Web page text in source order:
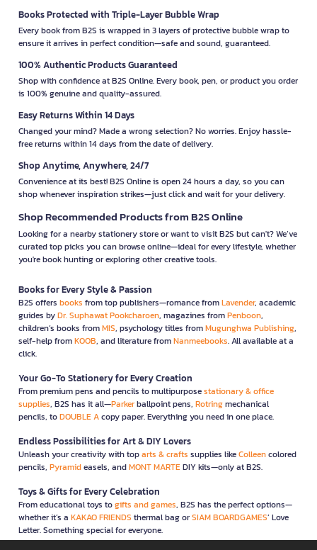
Books Protected with Triple-Layer Bubble Wrap
Every book from B2S is wrapped in 3 layers of protective bubble wrap to
ensure it arrives in perfect condition—safe and sound, guaranteed.
100% Authentic Products Guaranteed
Shop with confidence at B2S Online. Every book, pen, or product you order
is 100% genuine and quality-assured.
Easy Returns Within 14 Days
Changed your mind? Made a wrong selection? No worries. Enjoy hassle-
free returns within 14 days from the date of delivery.
Shop Anytime, Anywhere, 24/7
Convenience at its best! B2S Online is open 24 hours a day, so you can
shop whenever inspiration strikes—just click and wait for your delivery.
Shop Recommended Products from B2S Online
Looking for a nearby stationery store or want to visit B2S but can't? We’ve
curated top picks you can browse online—ideal for every lifestyle, whether
you're book hunting or exploring other creative tools.
Books for Every Style & Passion
B2S offers books from top publishers—romance fromLavender, academic
guides byDr. Suphawat Pookcharoen, magazines fromPenboon,
children’s books fromMIS, psychology titles fromMugunghwa Publishing,
self-help fromKOOB, and literature fromNanmeebooks. All available at a
click.
Your Go-To Stationery for Every Creation
From premium pens and pencils to multipurposestationary & office
supplies, B2S has it all—Parkerballpoint pens, Rotringmechanical
pencils, toDOUBLE Acopy paper. Everything you need in one place.
Endless Possibilities for Art & DIY Lovers
Unleash your creativity with toparts & crafts supplies likeColleencolored
pencils, Pyramideasels, andMONT MARTEDIY kits—only at B2S.
Toys & Gifts for Every Celebration
From educational toys togifts and games, B2S has the perfect options—
whether it’s a KAKAO FRIENDS thermal bag orSIAM BOARDGAMES’ Love
Letter. Something special for everyone.